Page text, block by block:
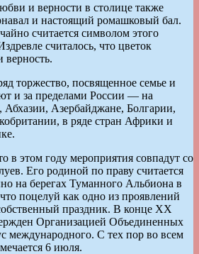
и верности в столице также
и настоящий ромашковый бал.
считается символом этого
считалось, что цветок
верность.
торжество, посвященное семье и
и за пределами России — на
Абхазии, Азербайджане, Болгарии,
в ряде стран Африки и
в этом году мероприятия совпадут со
Его родиной по праву считается
на берегах Туманного Альбиона в
поцелуй как одно из проявлений
праздник. В конце ХХ
Организацией Объединенных
международного. С тех пор во всем
6 июля.